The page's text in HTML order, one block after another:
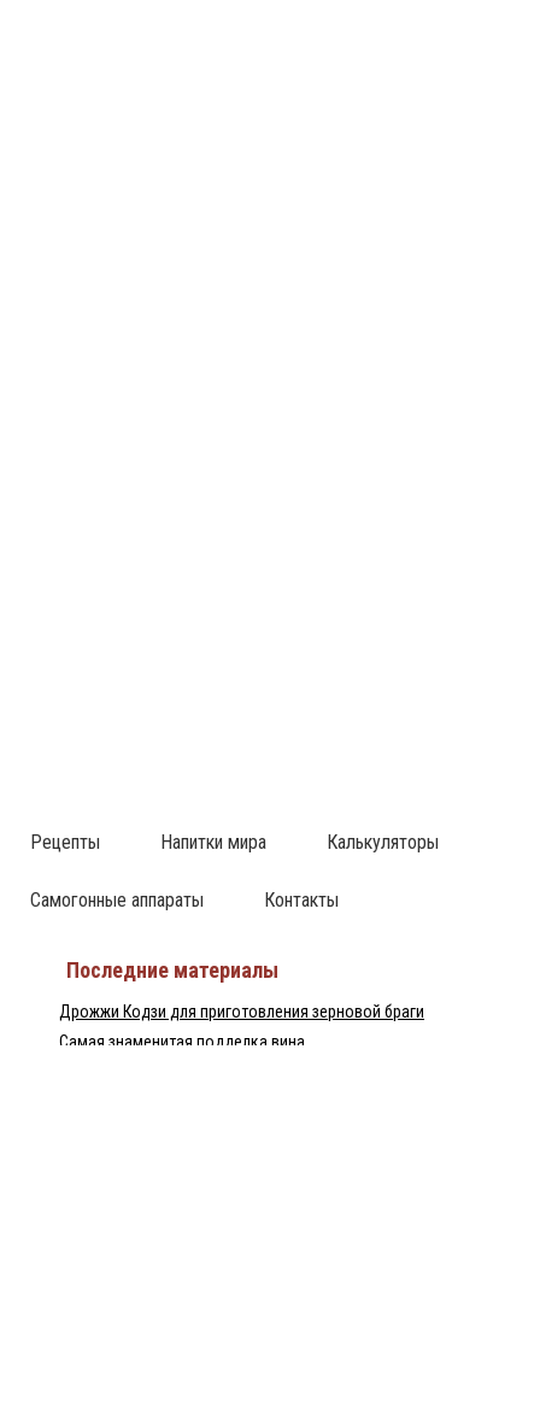
Рецепты Напитки мира Калькуляторы
Самогонные аппараты Контакты
Последние материалы
Дрожжи Кодзи для приготовления зерновой браги
Самая знаменитая подделка вина